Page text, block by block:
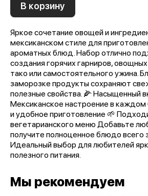
В корзину
Яркое сочетание овощей и
мексиканском стиле для
ароматных блюд. Набор отлично
создания горячих гарниров,
тако или самостоятельного ужина.
заморозке продукты сохраняют
полезные свойства. 🌽 Насыщенный
Мексиканское настроение в
и удобное приготовление 🌱
вегетарианского меню Добавьте
получите полноценное блюдо всего
Идеальный выбор для любителей
полезного питания.
Мы рекомендуем